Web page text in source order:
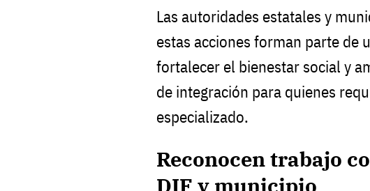
Las autoridades estatales y
estas acciones forman parte de
fortalecer el bienestar social y
de integración para quienes
especializado.
Reconocen trabajo
DIF y municipio